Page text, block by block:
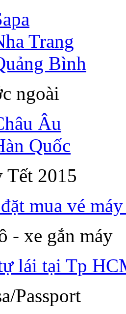
Trang
Bình
ngoài
Âu
Quốc
Tết 2015
mua vé
- xe gắn máy
lái tại Tp
Passport